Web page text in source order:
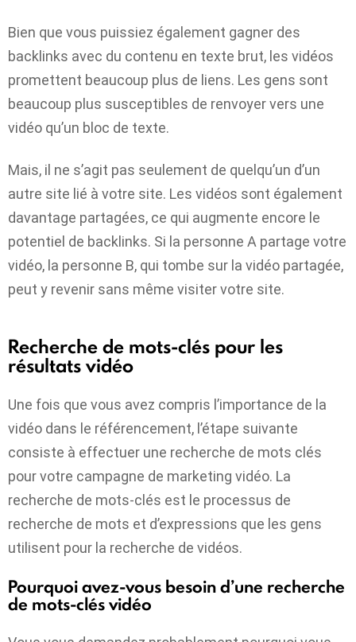
Bien que vous puissiez également gagner des
backlinks avec du contenu en texte brut, les vidéos
promettent beaucoup plus de liens. Les gens sont
beaucoup plus susceptibles de renvoyer vers une
vidéo qu’un bloc de texte.
Mais, il ne s’agit pas seulement de quelqu’un d’un
autre site lié à votre site. Les vidéos sont également
davantage partagées, ce qui augmente encore le
potentiel de backlinks. Si la personne A partage votre
vidéo, la personne B, qui tombe sur la vidéo partagée,
peut y revenir sans même visiter votre site.
Recherche de mots-clés pour les
résultats vidéo
Une fois que vous avez compris l’importance de la
vidéo dans le référencement, l’étape suivante
consiste à effectuer une recherche de mots clés
pour votre campagne de marketing vidéo. La
recherche de mots-clés est le processus de
recherche de mots et d’expressions que les gens
utilisent pour la recherche de vidéos.
Pourquoi avez-vous besoin d’une recherche
de mots-clés vidéo